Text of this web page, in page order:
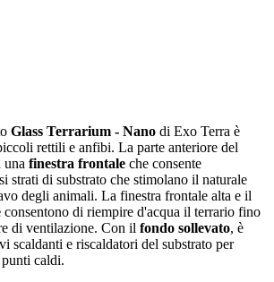
Glass Terrarium - Nano di Exo Terra è
rettili e anfibi. La parte anteriore del
una finestra frontale che consente
strati di substrato che stimolano il naturale
degli animali. La finestra frontale alta e il
consentono di riempire d'acqua il terrario fino
di ventilazione. Con il fondo sollevato, è
scaldanti e riscaldatori del substrato per
caldi.